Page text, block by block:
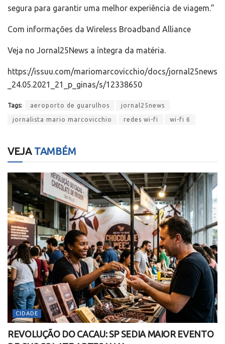
segura para garantir uma melhor experiência de viagem.”
Com informações da Wireless Broadband Alliance
Veja no Jornal25News a íntegra da matéria.
https://issuu.com/mariomarcovicchio/docs/jornal25news
_24.05.2021_21_p_ginas/s/12338650
Tags: aeroporto de guarulhos jornal25news
jornalista mario marcovicchio redes wi-fi wi-fi 6
VEJATAMBÉM
CIDADE
REVOLUÇÃO DO CACAU: SP SEDIA MAIOR EVENTO